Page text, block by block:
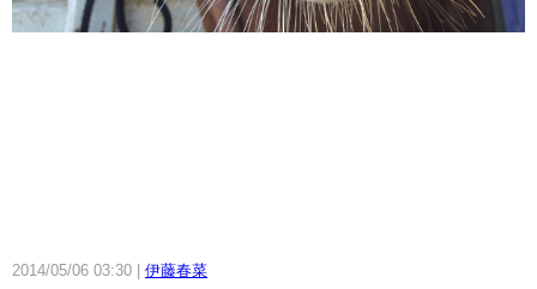
2014/05/06 03:30 伊藤春菜